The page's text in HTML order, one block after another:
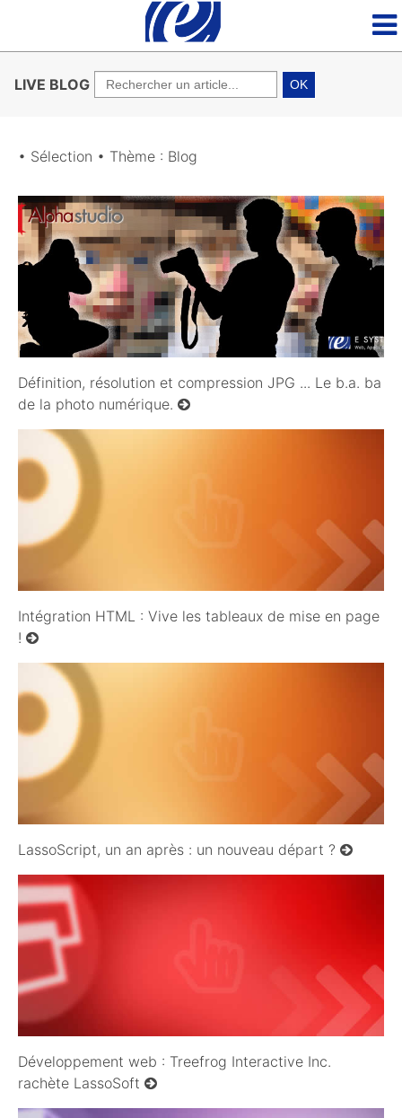
LIVE BLOG OK
• Sélection • Thème : Blog
30/11/2018
Définition, résolution et compression JPG ... Le b.a. ba
de la photo numérique.
16/06/2012
Intégration HTML : Vive les tableaux de mise en page
!
04/12/2011
LassoScript, un an après : un nouveau départ ?
10/12/2010
Développement web : Treefrog Interactive Inc.
rachète LassoSoft